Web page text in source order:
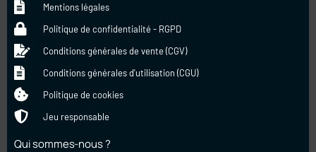
Mentions légales
Politique de confidentialité - RGPD
Conditions générales de vente (CGV)
Conditions générales d'utilisation (CGU)
Politique de cookies
Jeu responsable
Qui sommes-nous ?